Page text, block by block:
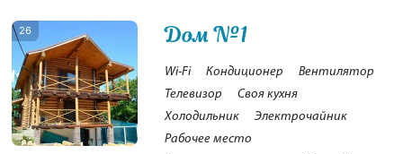
26 Дом №1
Wi-Fi Кондиционер
Вентилятор
Телевизор
Своя кухня
Холодильник
Электрочайник
Рабочее место